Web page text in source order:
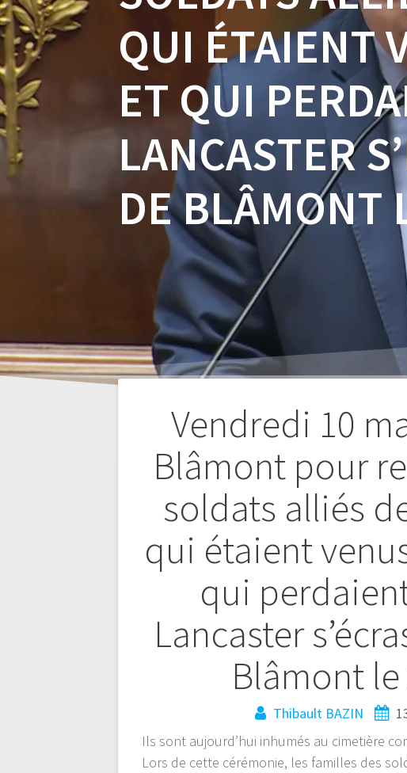
QUI ÉTAIENT
ET QUI
LANCASTER
DE BLÂMONT
Vendredi 10
Blâmont pour
soldats alliés
qui étaient
qui
Lancaster
Blâmont
Thibault BAZIN
Ils sont aujourd’hui inhumés au cimetière
Lors de cette cérémonie, les familles des
Navigation